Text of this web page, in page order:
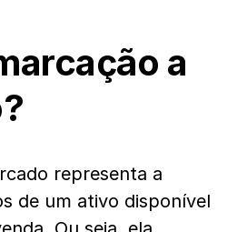
a
representa a
de um ativo disponível